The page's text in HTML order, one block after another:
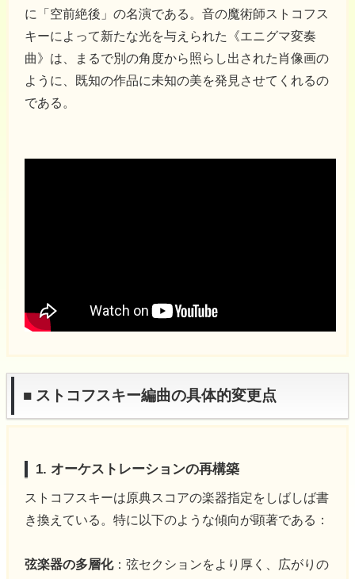
に「空前絶後」の名演である。音の魔術師ストコフス
キーによって新たな光を与えられた《エニグマ変奏
曲》は、まるで別の角度から照らし出された肖像画の
ように、既知の作品に未知の美を発見させてくれるの
である。
■ ストコフスキー編曲の具体的変更点
1. オーケストレーションの再構築
ストコフスキーは原典スコアの楽器指定をしばしば書
き換えている。特に以下のような傾向が顕著である：
弦楽器の多層化：弦セクションをより厚く、広がりの